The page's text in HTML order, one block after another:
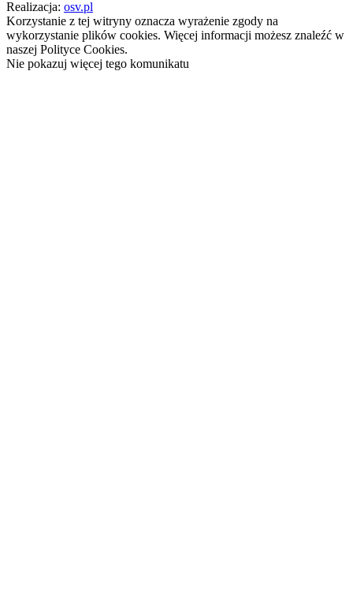
Realizacja: osv.pl
Korzystanie z tej witryny oznacza wyrażenie zgody na
wykorzystanie plików cookies. Więcej informacji możesz znaleźć w
naszej Polityce Cookies.
Nie pokazuj więcej tego komunikatu